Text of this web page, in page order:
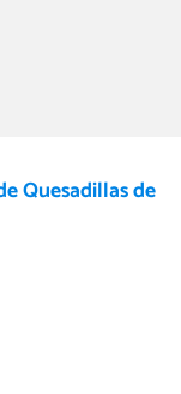
Quesadillas de